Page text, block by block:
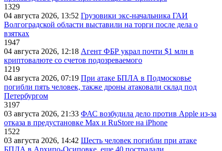
1329
04 августа 2026, 13:52 Грузовики экс-начальника ГАИ
Волгоградской области выставили на торги после дела о
взятках
1947
04 августа 2026, 12:18 Агент ФБР украл почти $1 млн в
криптовалюте со счетов подозреваемого
1219
04 августа 2026, 07:19 При атаке БПЛА в Подмосковье
погибли пять человек, также дроны атаковали склад под
Петербургом
3197
03 августа 2026, 21:33 ФАС возбудила дело против Apple из-за
отказа в предустановке Max и RuStore на iPhone
1522
03 августа 2026, 14:42 Шесть человек погибли при атаке
БПЛА в Архипо-Осиповке, еще 40 пострадали